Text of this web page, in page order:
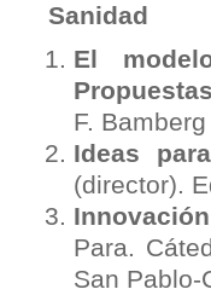
Sanidad
El
F. Bamberg
Ideas
(director).
Para.
San Pablo-